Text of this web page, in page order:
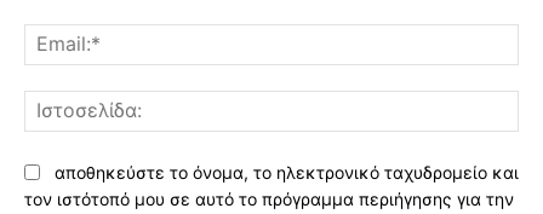
αποθηκεύστε το όνομα, το ηλεκτρονικό ταχυδρομείο και
τον ιστότοπό μου σε αυτό το πρόγραμμα περιήγησης για την